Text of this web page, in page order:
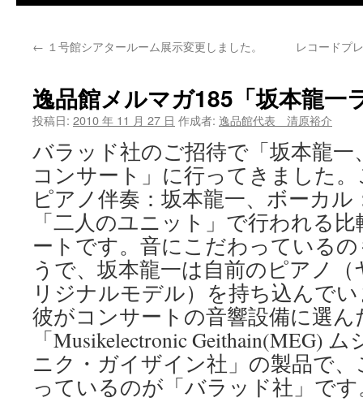
← １号館シアタールーム展示変更しました。 レコードプ
逸品館メルマガ185「坂本龍一
投稿日: 2010 年 11 月 27 日 作成者: 逸品館代表 清原裕介
バラッド社のご招待で「坂本龍一
コンサート」に行ってきました
ピアノ伴奏：坂本龍一、ボーカ
「二人のユニット」で行われる
ートです。音にこだわっている
うで、坂本龍一は自前のピアノ
リジナルモデル）を持ち込んで
彼がコンサートの音響設備に選
「Musikelectronic Geithain(MEG)
ニク・ガイザイン社」の製品で
っているのが「バラッド社」です